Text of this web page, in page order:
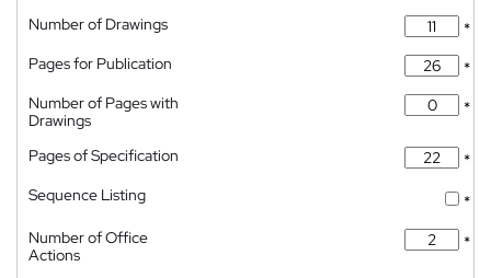
Number of Drawings
*
Pages for Publication
*
Number of Pages with
Drawings
*
Pages of Specification
*
Sequence Listing
*
Number of Office
Actions
*